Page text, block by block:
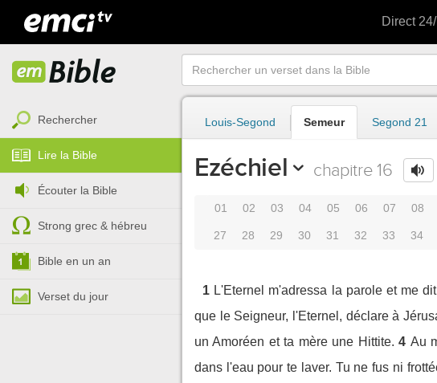
Direct
Rechercher
Lire la Bible
Écouter la Bible
Strong grec & hébreu
Bible en un an
Verset du jour
Louis-Segond Semeur Segond 21
Ezéchiel chapitre 16
01 02 03 04 05 06 07 08
27 28 29 30 31 32 33 34
1 L'Eternel m'adressa la parole et me
que le Seigneur, l'Eternel, déclare à
un Amoréen et ta mère une Hittite. 4 Au
dans l'eau pour te laver. Tu ne fus ni